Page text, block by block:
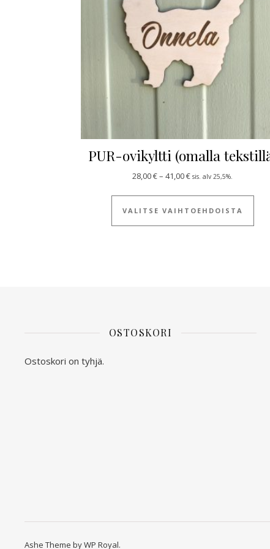
PUR-ovikyltti (omalla
28,00€– 41,00€Hintaluokka: 28,00 € -
sis. alv 25,5%.
VALITSE VAIHTOEHDOISTA
OSTOSKORI
Ostoskori on tyhjä.
Ashe Theme byWP Royal.